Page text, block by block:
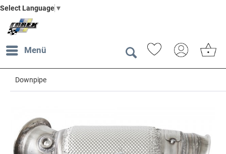
Select Language ▼
Menü
Downpipe